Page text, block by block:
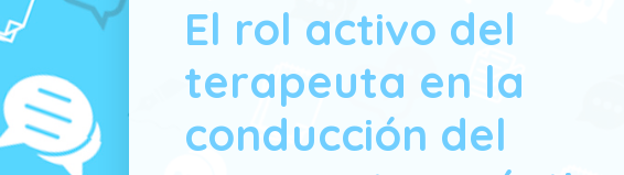
El rol activo del
terapeuta en la
conducción del